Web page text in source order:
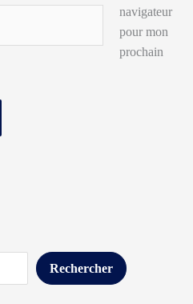
navigateur
pour mon
prochain
Rechercher